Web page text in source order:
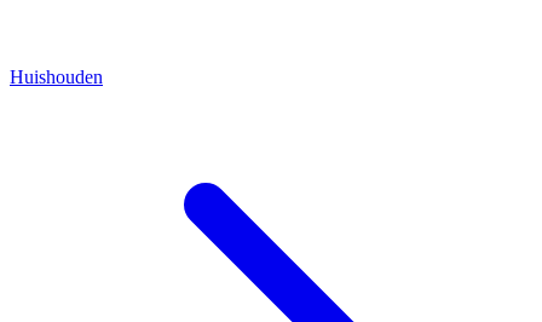
Huishouden